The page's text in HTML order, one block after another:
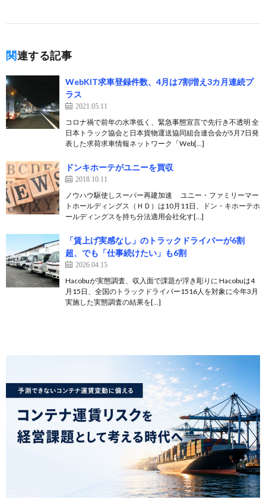
関連する記事
WebKIT求車登録件数、4月は7割増え3カ月連続プ
ラス
2021.05.11
コロナ禍で前年の水準低く、緊急事態宣言で先行き不透明 全
日本トラック協会と日本貨物運送協同組合連合会が5月7日発
表した求荷求車情報ネットワーク「Web[…]
ドンキホーテがユニーを買収
2018.10.11
ノウハウ駆使しスーパー再建加速 ユニー・ファミリーマー
トホールディングス（ＨＤ）は10月11日、ドン・キホーテホ
ールディングスを持ち分法適用会社化す[…]
「賃上げ実感なし」のトラックドライバーが6割
超、でも「仕事続けたい」も6割
2026.04.15
Hacobuが実態調査、収入面で課題が浮き彫りに Hacobuは4
月15日、全国のトラックドライバー1516人を対象に今年3月
実施した実態調査の結果を[…]